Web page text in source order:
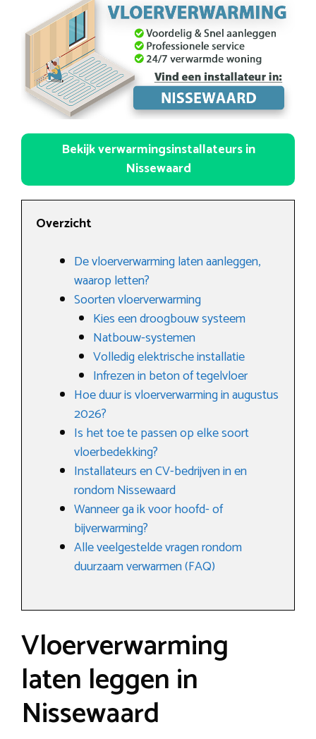
Bekijk verwarmingsinstallateurs in
Nissewaard
Overzicht
De vloerverwarming laten aanleggen,
waarop letten?
Soorten vloerverwarming
Kies een droogbouw systeem
Natbouw-systemen
Volledig elektrische installatie
Infrezen in beton of tegelvloer
Hoe duur is vloerverwarming in augustus
2026?
Is het toe te passen op elke soort
vloerbedekking?
Installateurs en CV-bedrijven in en
rondom Nissewaard
Wanneer ga ik voor hoofd- of
bijverwarming?
Alle veelgestelde vragen rondom
duurzaam verwarmen (FAQ)
Vloerverwarming
laten leggen in
Nissewaard